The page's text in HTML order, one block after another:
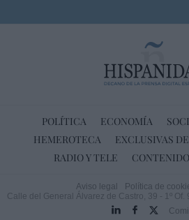
POLÍTICA ECONOMÍA
HEMEROTECA
EXCLUSIVAS
RADIO Y TELE
Aviso legal Política de
Calle del General Álvarez de Castro, 39 - 1º Of.